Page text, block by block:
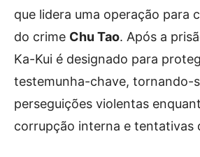
que lidera uma operação para
do crime Chu Tao. Após a
Ka-Kui é designado para
testemunha-chave, tornando-
perseguições violentas
corrupção interna e tentativas